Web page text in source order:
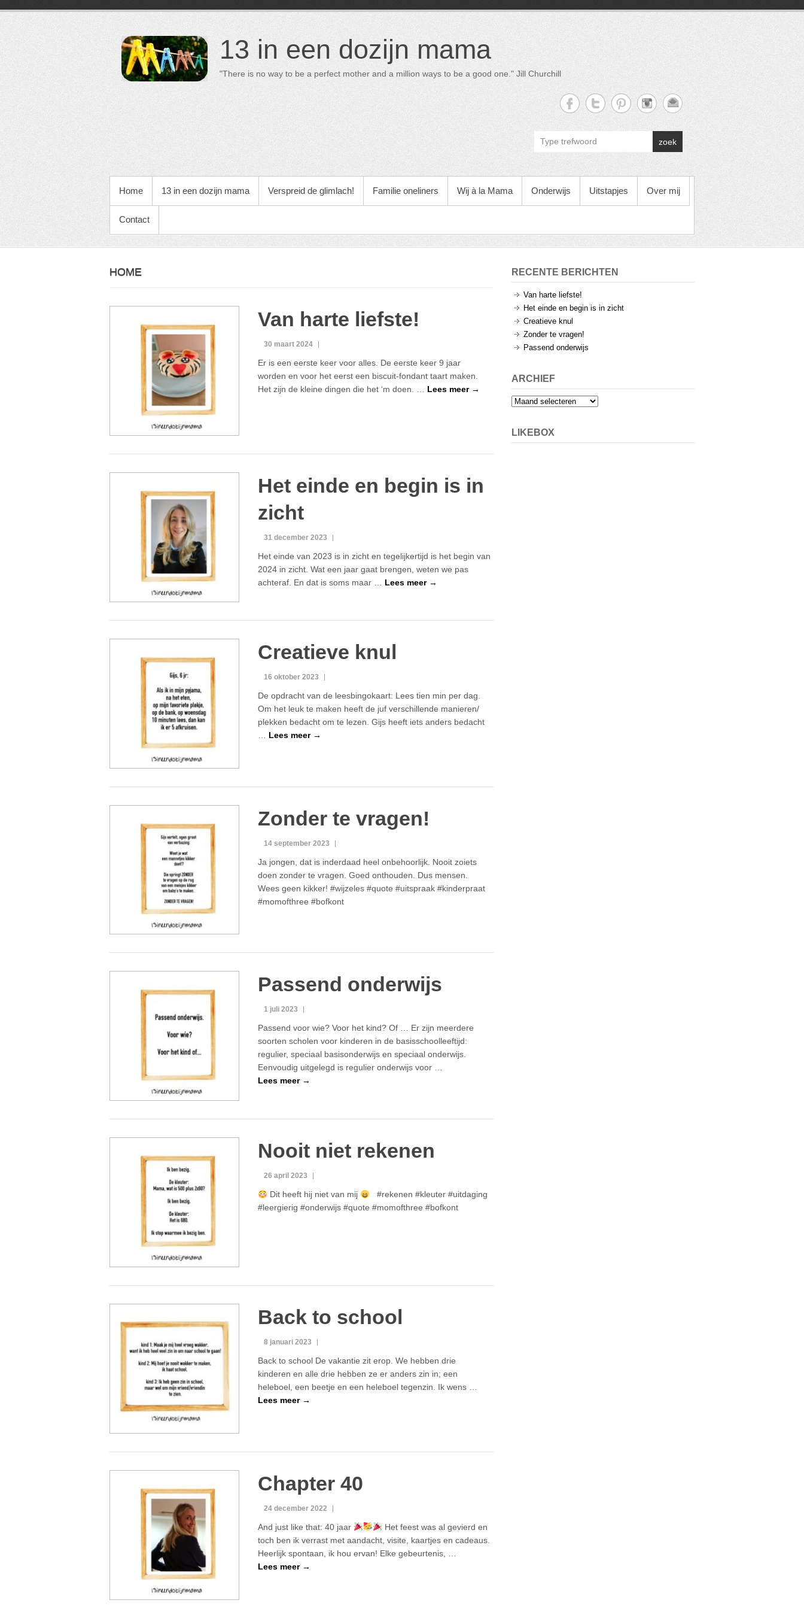
13 in een dozijn mama
"There is no way to be a perfect mother and a million ways to be a good one." Jill Churchill
zoek
PRIMAIR MENU
Home 13 in een dozijn mama Verspreid de glimlach! Familie oneliners Wij à la Mama Onderwijs Uitstapjes Over mij
Contact
HOME
Van harte liefste!
30 maart 2024
Er is een eerste keer voor alles. De eerste keer 9 jaar
worden en voor het eerst een biscuit-fondant taart maken.
Het zijn de kleine dingen die het ‘m doen. … Lees meer →
Het einde en begin is in
zicht
31 december 2023
Het einde van 2023 is in zicht en tegelijkertijd is het begin van
2024 in zicht. Wat een jaar gaat brengen, weten we pas
achteraf. En dat is soms maar … Lees meer →
Creatieve knul
16 oktober 2023
De opdracht van de leesbingokaart: Lees tien min per dag.
Om het leuk te maken heeft de juf verschillende manieren/
plekken bedacht om te lezen. Gijs heeft iets anders bedacht
Lees meer →
Zonder te vragen!
14 september 2023
Ja jongen, dat is inderdaad heel onbehoorlijk. Nooit zoiets
doen zonder te vragen. Goed onthouden. Dus mensen.
Wees geen kikker! #wijzeles #quote #uitspraak #kinderpraat
#momofthree #bofkont
Passend onderwijs
1 juli 2023
Passend voor wie? Voor het kind? Of … Er zijn meerdere
soorten scholen voor kinderen in de basisschoolleeftijd:
regulier, speciaal basisonderwijs en speciaal onderwijs.
Eenvoudig uitgelegd is regulier onderwijs voor …
Lees meer →
Nooit niet rekenen
26 april 2023
Dit heeft hij niet van mij
#rekenen #kleuter #uitdaging
#leergierig #onderwijs #quote #momofthree #bofkont
Back to school
8 januari 2023
Back to school De vakantie zit erop. We hebben drie
kinderen en alle drie hebben ze er anders zin in; een
heleboel, een beetje en een heleboel tegenzin. Ik wens …
Lees meer →
Chapter 40
24 december 2022
And just like that: 40 jaar
Het feest was al gevierd en
toch ben ik verrast met aandacht, visite, kaartjes en cadeaus.
Heerlijk spontaan, ik hou ervan! Elke gebeurtenis, …
Lees meer →
RECENTE BERICHTEN
Van harte liefste!
Het einde en begin is in zicht
Creatieve knul
Zonder te vragen!
Passend onderwijs
ARCHIEF
Archief
LIKEBOX